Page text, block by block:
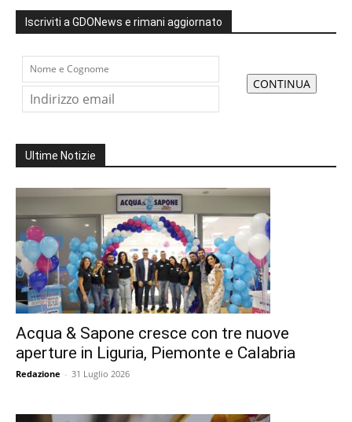
Iscriviti a GDONews e rimani aggiornato
Ultime Notizie
Acqua & Sapone cresce con tre nuove
aperture in Liguria, Piemonte e Calabria
Redazione - 31 Luglio 2026